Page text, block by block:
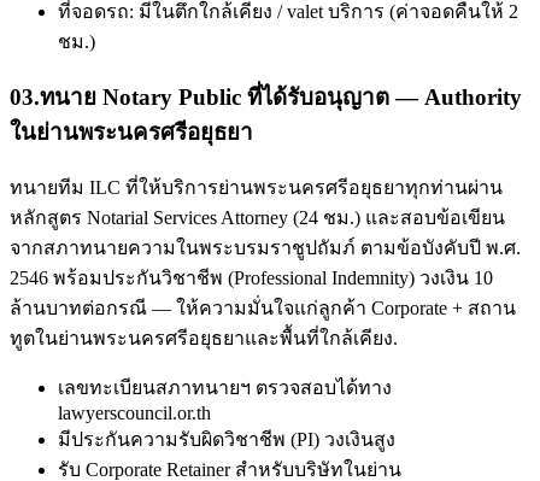
ที่จอดรถ: มีในตึกใกล้เคียง / valet บริการ (ค่าจอดคืนให้ 2
ชม.)
03.ทนาย Notary Public ที่ได้รับอนุญาต — Authority
ในย่านพระนครศรีอยุธยา
ทนายทีม ILC ที่ให้บริการย่านพระนครศรีอยุธยาทุกท่านผ่าน
หลักสูตร Notarial Services Attorney (24 ชม.) และสอบข้อเขียน
จากสภาทนายความในพระบรมราชูปถัมภ์ ตามข้อบังคับปี พ.ศ.
2546 พร้อมประกันวิชาชีพ (Professional Indemnity) วงเงิน 10
ล้านบาทต่อกรณี — ให้ความมั่นใจแก่ลูกค้า Corporate + สถาน
ทูตในย่านพระนครศรีอยุธยาและพื้นที่ใกล้เคียง.
เลขทะเบียนสภาทนายฯ ตรวจสอบได้ทาง
lawyerscouncil.or.th
มีประกันความรับผิดวิชาชีพ (PI) วงเงินสูง
รับ Corporate Retainer สำหรับบริษัทในย่าน